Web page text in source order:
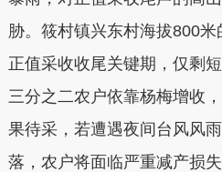
胁。筱村镇兴东村海拔800
正值采收收尾关键期，仅剩
三分之二农户依靠杨梅增收
果待采，若遭遇夜间台风风
落，农户将面临严重减产损失